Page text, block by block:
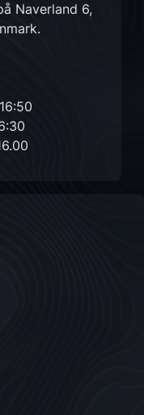
Naverland 6,
.